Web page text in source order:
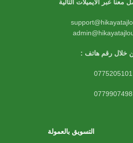
معنا عبر الايميلات التالية
خلال رقم هاتف :
0775205101
0779907498
التسويق بالعمولة